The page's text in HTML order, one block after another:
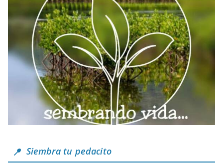
Siembra tu pedacito